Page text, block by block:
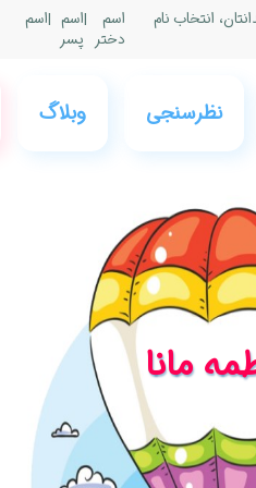
عضویت
و ورود